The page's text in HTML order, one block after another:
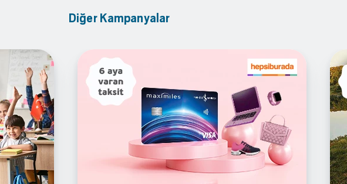
Diğer Kampanyalar